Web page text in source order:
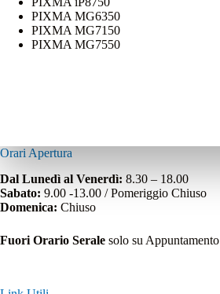
PIXMA MG6350
PIXMA MG7150
PIXMA MG7550
Orari Apertura
Dal Lunedì al Venerdì: 8.30 – 18.00
Sabato: 9.00 -13.00 / Pomeriggio Chiuso
Domenica: Chiuso
Fuori Orario Serale solo su Appuntamento